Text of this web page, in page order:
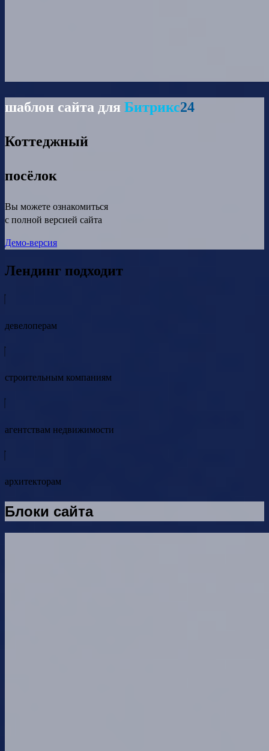
шаблон сайта для Битрикс24
Коттеджный
посёлок
Вы можете ознакомиться
с полной версией сайта
Демо-версия
Лендинг подходит
девелоперам
строительным компаниям
агентствам недвижимости
архитекторам
Блоки сайта